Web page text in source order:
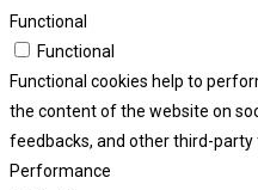
Functional
Functional
Functional cookies help to
the content of the website on
feedbacks, and other third-party
Performance